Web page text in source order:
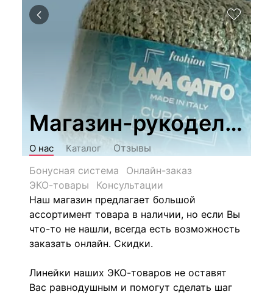
Магазин-рукоделия
О нас Каталог
Отзывы
Бонусная система
Онлайн-заказ
ЭКО-товары
Консультации
Наш магазин предлагает большой
ассортимент товара в наличии, но если Вы
что-то не нашли, всегда есть возможность
заказать онлайн. Скидки.
Линейки наших ЭКО-товаров не оставят
Вас равнодушным и помогут сделать шаг